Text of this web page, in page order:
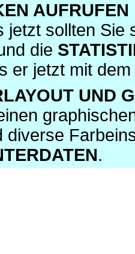
AUFRUFEN
jetzt sollten Sie
die
er jetzt mit
UND
diverse
.